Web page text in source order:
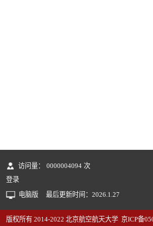
访问量： 0000004094 次
登录
电脑版
最后更新时间： 2026 1 27
版权所有 2014-2022 北京航空航天大学 京ICP备